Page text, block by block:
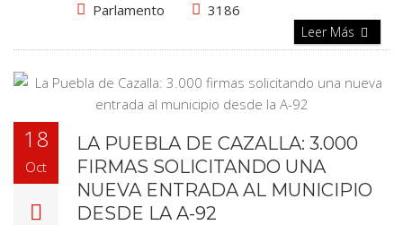
Parlamento 3186
Leer Más
18
Oct
LA PUEBLA DE CAZALLA: 3.000
FIRMAS SOLICITANDO UNA
NUEVA ENTRADA AL MUNICIPIO
DESDE LA A-92